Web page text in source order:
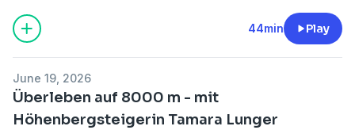
dringendsten gebraucht wird.
44min Play
June 19, 2026
Überleben auf 8000 m - mit
Höhenbergsteigerin Tamara Lunger